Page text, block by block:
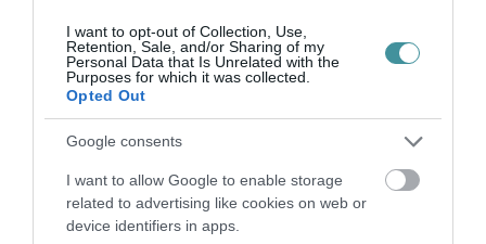
I want to opt-out of Collection, Use,
Retention, Sale, and/or Sharing of my
Personal Data that Is Unrelated with the
Purposes for which it was collected.
Opted Out
Google consents
I want to allow Google to enable storage
related to advertising like cookies on web or
device identifiers in apps.
Ne maradjon le a legfrissebb hírekről, kövessen
bennünket az EGRI ÜGYEK Google Hírek oldalán!
VISSZA A FŐOLDALRA